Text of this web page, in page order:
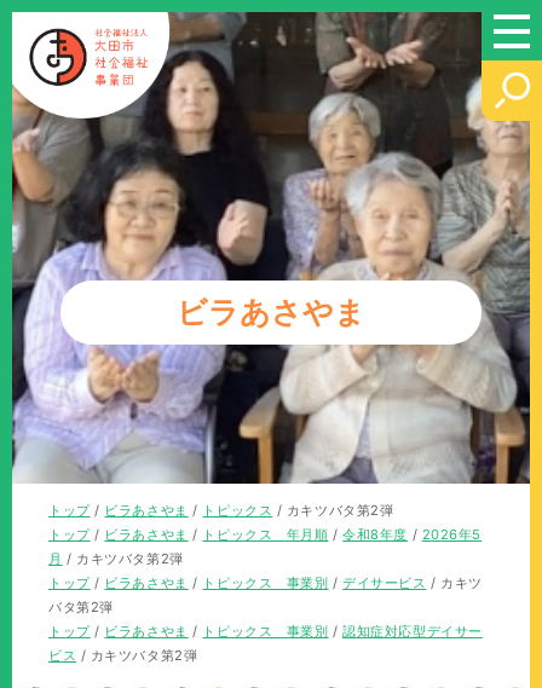
このページの本文へ
ビラあさやま
現
在
の
位
置：
トップ/ ビラあさやま / トピックス / カキツバタ第2弾
現
在
の
位
置：
トップ/ ビラあさやま / トピックス 年月順 /令和8年度 / 2026年5
月 / カキツバタ第2弾
現
在
の
位
トップ/ ビラあさやま / トピックス 事業別 /デイサービス / カキツ
バタ第2弾
現
在
トップ/ ビラあさやま / トピックス 事業別 /認知症対応型デイサー
ビス / カキツバタ第2弾